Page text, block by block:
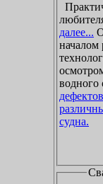
далее...
началом
водного
дефектов и их
судна.